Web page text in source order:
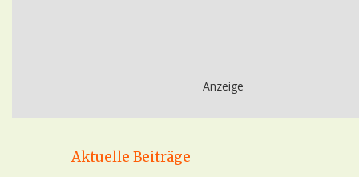
Anzeige
Aktuelle Beiträge